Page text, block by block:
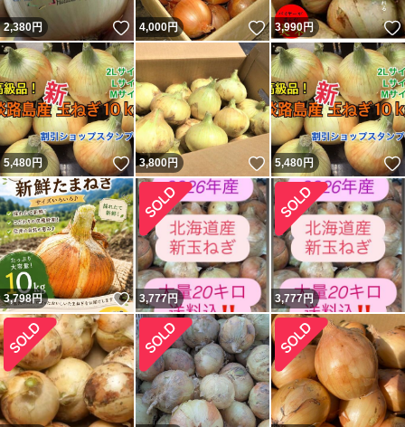
2,380円 いいね！
4,000円 いいね！
3,990円
5,480円 いいね！
3,800円 いいね！
5,480円
3,798円 いいね！
3,777円 3,777円